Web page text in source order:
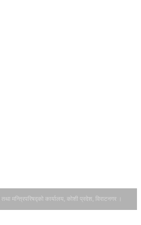
तथा मन्त्रिपरिषद्को कार्यालय, कोशी प्रदेश, विराटनगर ।